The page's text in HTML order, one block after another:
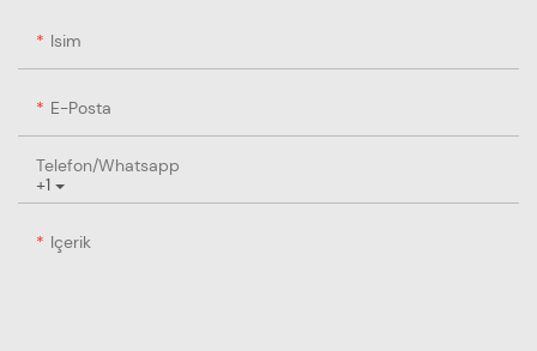
Isim
E-Posta
+1
Telefon/whatsapp
Içerik